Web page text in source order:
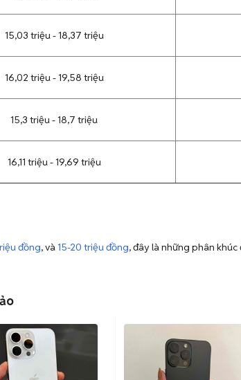
15,03 triệu - 18,37 triệu
16,02 triệu - 19,58 triệu
15,3 triệu - 18,7 triệu
16,11 triệu - 19,69 triệu
đồng, và15-20 triệu đồng, đây là những phân